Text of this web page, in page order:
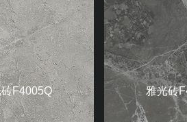
F4005Q 雅光砖